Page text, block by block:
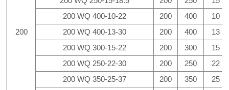
200
200 WQ 400-10-22
200 400
10
200 WQ 400-13-30
200 400
13
200 WQ 300-15-22
200 300
15
200 WQ 250-22-30
200 250
22
200 WQ 350-25-37
200 350
25